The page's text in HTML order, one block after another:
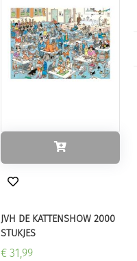
JVH DE KATTENSHOW 2000
STUKJES
€ 31,99